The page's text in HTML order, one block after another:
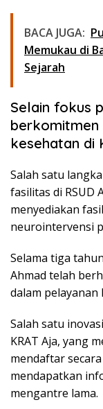
BACA JUGA:
Memukau di
Sejarah
Selain fokus
berkomitmen
kesehatan di
Salah satu
fasilitas di RSUD
menyediakan
neurointervensi
Selama tiga
Ahmad telah
dalam
Salah satu
KRAT Aja, yang
mendaftar
mendapatkan
mengantre lama.